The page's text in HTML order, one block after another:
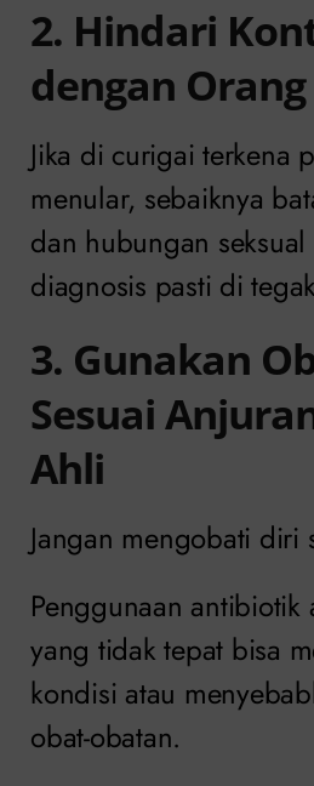
2. Hindari
dengan
Jika di curigai terkena
menular, sebaiknya
dan hubungan
diagnosis pasti di
3. Gunakan
Sesuai
Ahli
Jangan mengobati diri
Penggunaan antibiotik
yang tidak tepat bisa
kondisi atau
obat-obatan.